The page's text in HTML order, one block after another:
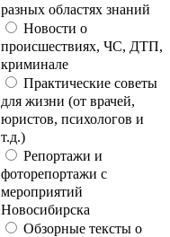
разных областях знаний
Новости о
происшествиях, ЧС, ДТП,
криминале
Практические советы
для жизни (от врачей,
юристов, психологов и
т.д.)
Репортажи и
фоторепортажи с
мероприятий
Новосибирска
Обзорные тексты о